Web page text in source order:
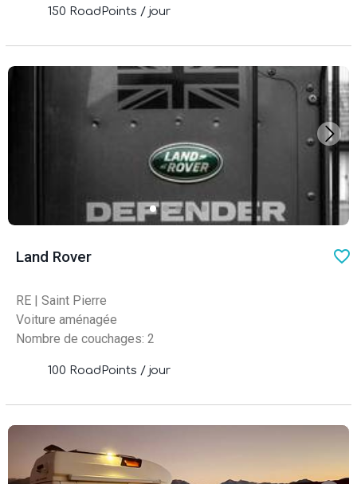
150 RoadPoints / jour
Land Rover
RE | Saint Pierre
Voiture aménagée
Nombre de couchages: 2
100 RoadPoints / jour